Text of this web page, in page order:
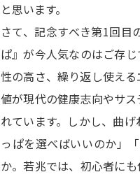
と思います。
さて、記念すべき第1回目
ぱ』が今人気なのはご存
性の高さ、繰り返し使え
値が現代の健康志向やサ
れています。しかし、曲
っぱを選べばいいのか」
か。若兆では、初心者に